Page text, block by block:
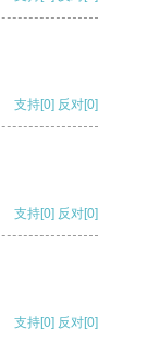
支持[0] 反对[0]
支持[0] 反对[0]
支持[0] 反对[0]